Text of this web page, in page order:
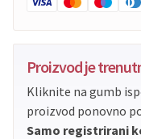
Proizvod je
Kliknite na gumb
proizvod ponovno
Samo registrirani